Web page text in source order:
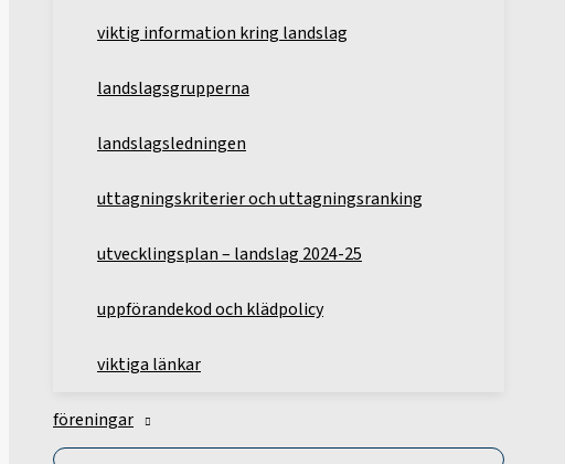
viktig information kring landslag
landslagsgrupperna
landslagsledningen
uttagningskriterier och uttagningsranking
utvecklingsplan – landslag 2024-25
uppförandekod och klädpolicy
viktiga länkar
föreningar